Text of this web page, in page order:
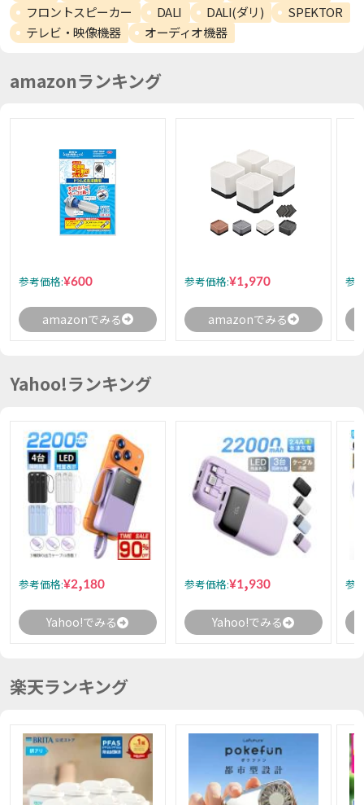
フロントスピーカー
DALI DALI(ダリ)
SPEKTOR
テレビ・映像機器
オーディオ機器
amazonランキング
参考価格:¥600
amazonでみる
参考価格:¥1,970
amazonでみる
参
Yahoo!ランキング
参考価格:¥2,180
Yahoo!でみる
参考価格:¥1,930
Yahoo!でみる
参
楽天ランキング